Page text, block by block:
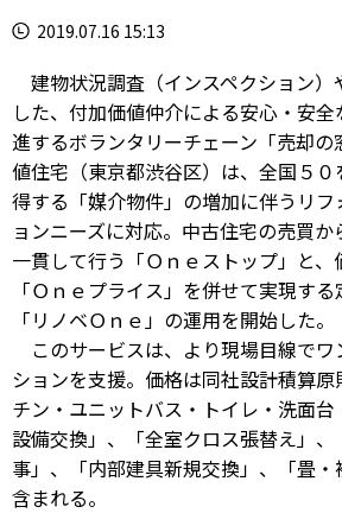
2019.07.16 15:13
建物状況調査（インスペクション）
した、付加価値仲介による安心・安
進するボランタリーチェーン「売却
値住宅（東京都渋谷区）は、全国５
得する「媒介物件」の増加に伴うリ
ョンニーズに対応。中古住宅の売買
一貫して行う「Ｏｎｅストップ」と、
「Ｏｎｅプライス」を併せて実現す
「リノベＯｎｅ」の運用を開始した。
このサービスは、より現場目線でワ
ションを支援。価格は同社設計積算原
チン・ユニットバス・トイレ・洗面
設備交換」、「全室クロス張替え」
事」、「内部建具新規交換」、「畳
含まれる。